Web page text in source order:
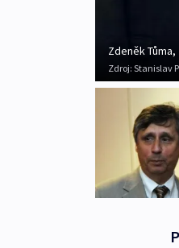
Zdeněk
Zdroj: Stanislav